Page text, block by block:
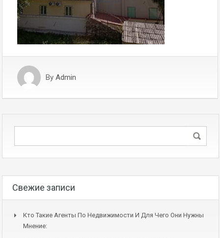
By Admin
Свежие записи
Кто Такие Агенты По Недвижимости И Для Чего Они Нужны
Мнение: